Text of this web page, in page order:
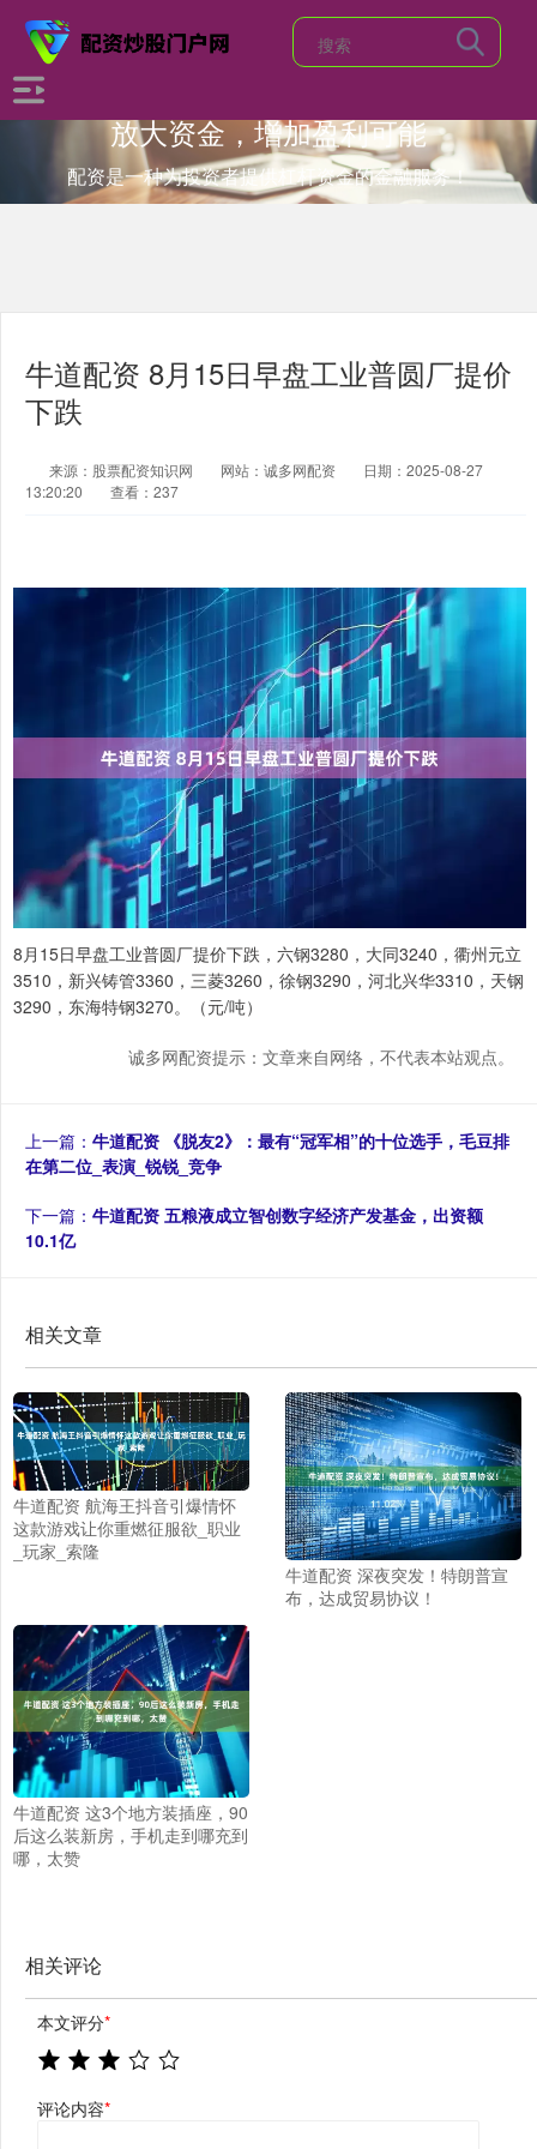
放大资金，增加盈利可能
配资是一种为投资者提供杠杆资金的金融服务！
牛道配资 8月15日早盘工业普圆厂提价
下跌
来源：股票配资知识网 网站：诚多网配资
日期：2025-08-27
13:20:20
查看：237
8月15日早盘工业普圆厂提价下跌，六钢3280，大同3240，衢州元立
3510，新兴铸管3360，三菱3260，徐钢3290，河北兴华3310，天钢
3290，东海特钢3270。（元/吨）
诚多网配资提示：文章来自网络，不代表本站观点。
上一篇： 牛道配资 《脱友2》：最有“冠军相”的十位选手，毛豆排
在第二位_表演_锐锐_竞争
下一篇： 牛道配资 五粮液成立智创数字经济产发基金，出资额
10.1亿
相关文章
牛道配资 航海王抖音引爆情怀
这款游戏让你重燃征服欲_职业
_玩家_索隆
牛道配资 深夜突发！特朗普宣
布，达成贸易协议！
牛道配资 这3个地方装插座，90
后这么装新房，手机走到哪充到
哪，太赞
相关评论
本文评分*
评论内容*